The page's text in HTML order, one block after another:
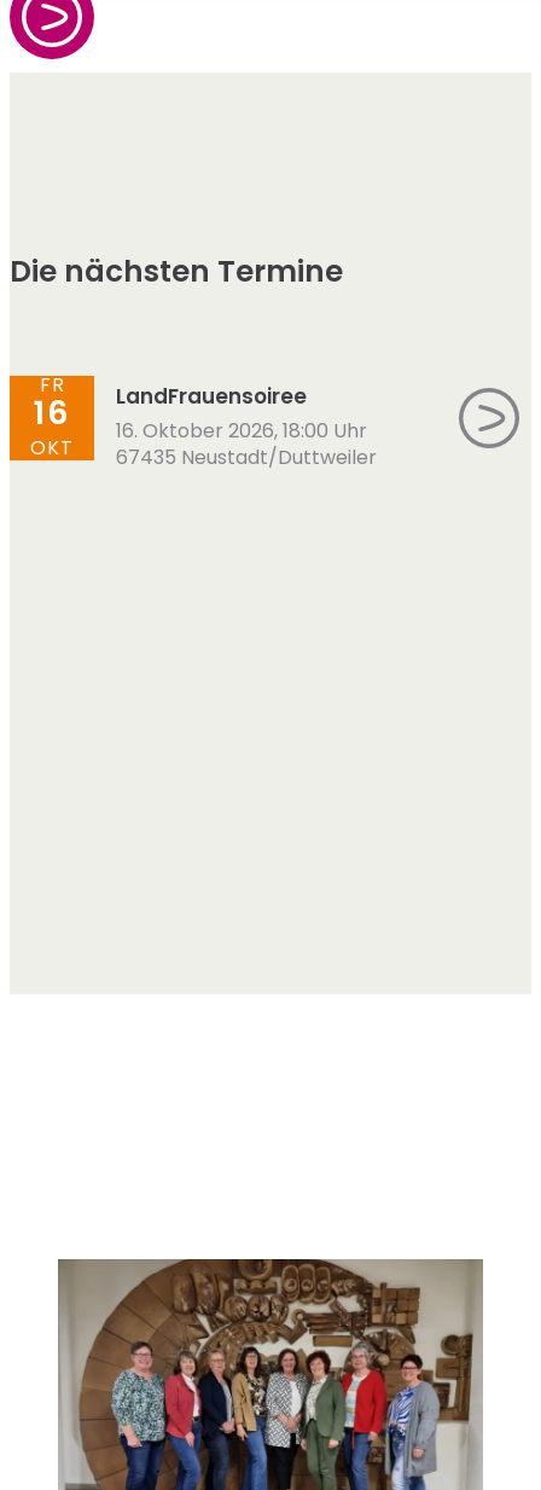
Die nächsten Termine
LandFrauensoiree
16. Oktober 2026, 18:00 Uhr
67435 Neustadt/Duttweiler
FR
16
OKT